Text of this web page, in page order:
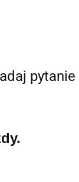
pytanie